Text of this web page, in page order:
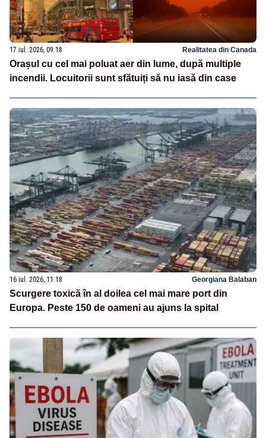
17 iul. 2026, 09:18 Realitatea din Canada
Orașul cu cel mai poluat aer din lume, după multiple
incendii. Locuitorii sunt sfătuiți să nu iasă din case
16 iul. 2026, 11:18 Georgiana Balaban
Scurgere toxică în al doilea cel mai mare port din
Europa. Peste 150 de oameni au ajuns la spital